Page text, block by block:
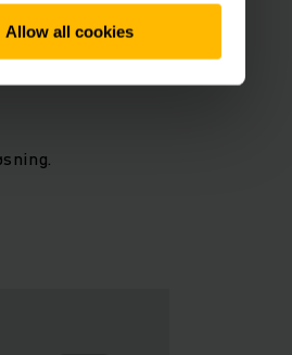
Allow all cookies
reparasjoner, slik